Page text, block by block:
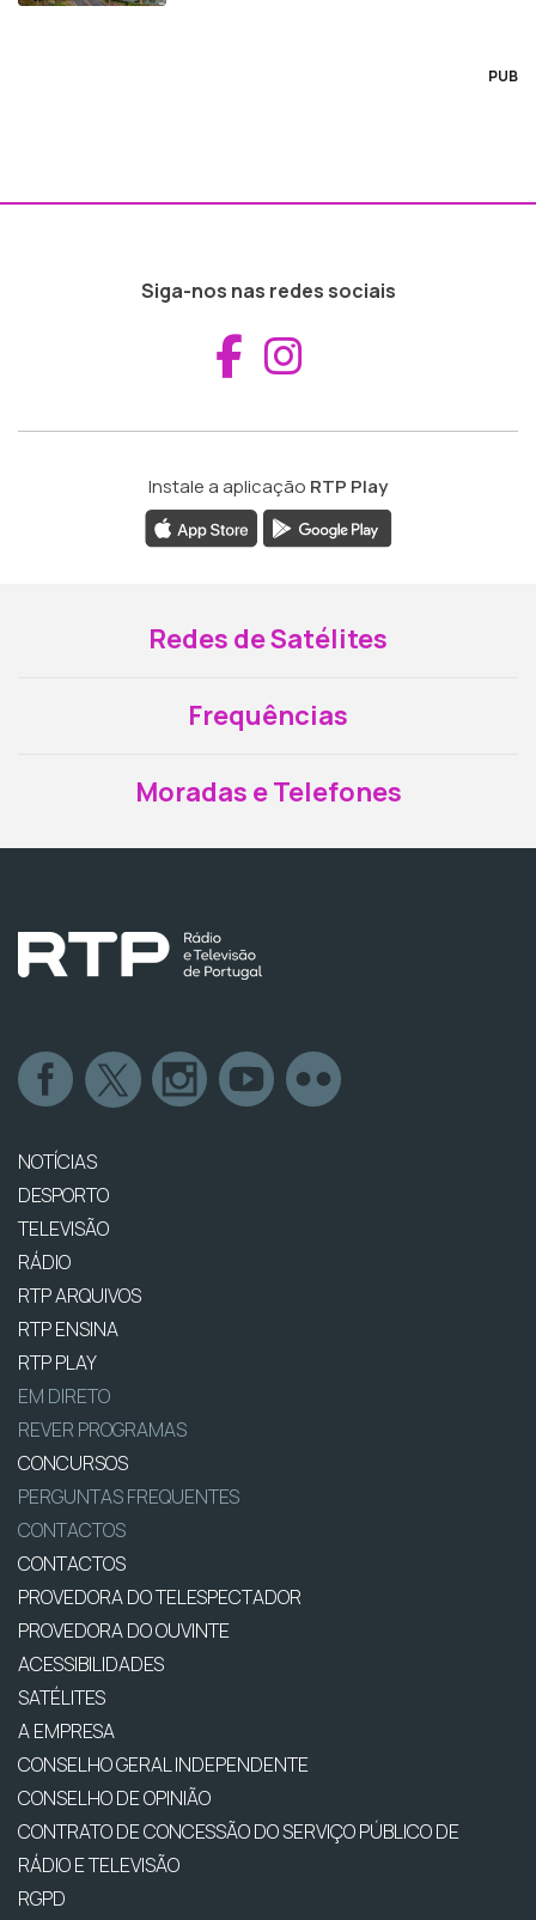
PUB
Siga-nos nas redes sociais
Aceder ao
Instale a aplicação RTP Play
Redes de Satélites
Frequências
Moradas e Telefones
NOTÍCIAS
DESPORTO
TELEVISÃO
RÁDIO
RTP ARQUIVOS
RTP ENSINA
RTP PLAY
EM DIRETO
REVER PROGRAMAS
CONCURSOS
PERGUNTAS FREQUENTES
CONTACTOS
CONTACTOS
PROVEDORA DO TELESPECTADOR
PROVEDORA DO OUVINTE
ACESSIBILIDADES
SATÉLITES
A EMPRESA
CONSELHO GERAL INDEPENDENTE
CONSELHO DE OPINIÃO
CONTRATO DE CONCESSÃO DO SERVIÇO PÚBLICO DE
RÁDIO E TELEVISÃO
RGPD